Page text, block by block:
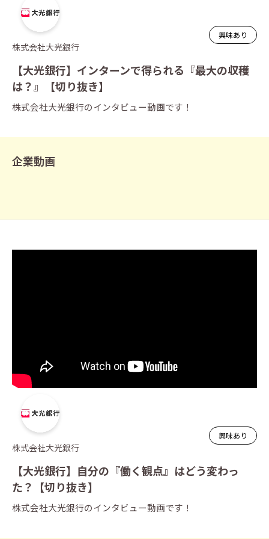
興味あり
株式会社大光銀行
【大光銀行】インターンで得られる『最大の収穫
は？』【切り抜き】
株式会社大光銀行のインタビュー動画です！
企業動画
興味あり
株式会社大光銀行
【大光銀行】自分の『働く観点』はどう変わっ
た？【切り抜き】
株式会社大光銀行のインタビュー動画です！